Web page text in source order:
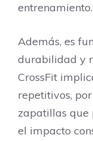
entrenamiento.
Además, es
durabilidad y
CrossFit
repetitivos,
zapatillas que
el impacto